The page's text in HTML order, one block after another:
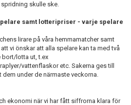
skulle ske.
samt lotteripriser - varje spelare
lirare på våra hemmamatcher samt
vi önskar att alla spelare kan ta med två
bort/lotta ut, t.ex
vattenflaskor etc. Sakerna ges till
under de närmaste veckorna.
ekonomi när vi har fått siffrorna klara för